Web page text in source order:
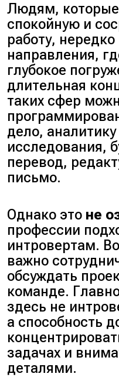
Людям,
спокойную и
работу,
направления,
глубокое
длительная
таких сфер
дело,
исследования,
перевод,
письмо.
Однако это не
профессии
интровертам.
важно
обсуждать
команде.
здесь не
а способность
задачах и
деталями.